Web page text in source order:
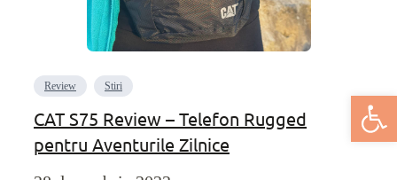
Deschide
Review Stiri
CAT S75 Review – Telefon Rugged
pentru Aventurile Zilnice